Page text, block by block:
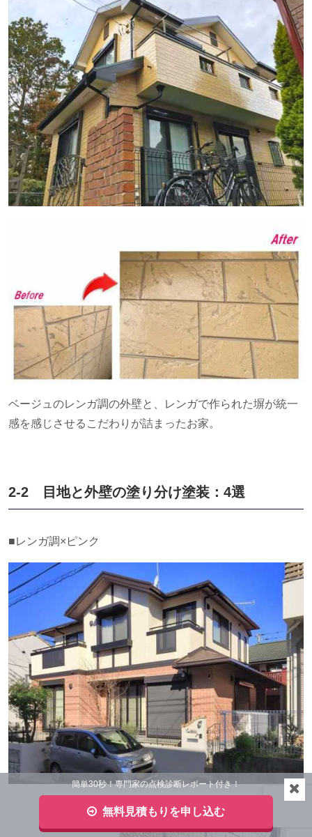
ベージュのレンガ調の外壁と、レンガで作られた塀が統一
感を感じさせるこだわりが詰まったお家。
2-2 目地と外壁の塗り分け塗装： 4選
■レンガ調×ピンク
簡単30秒！専門家の点検診断レポート付き！
無料見積もりを申し込む